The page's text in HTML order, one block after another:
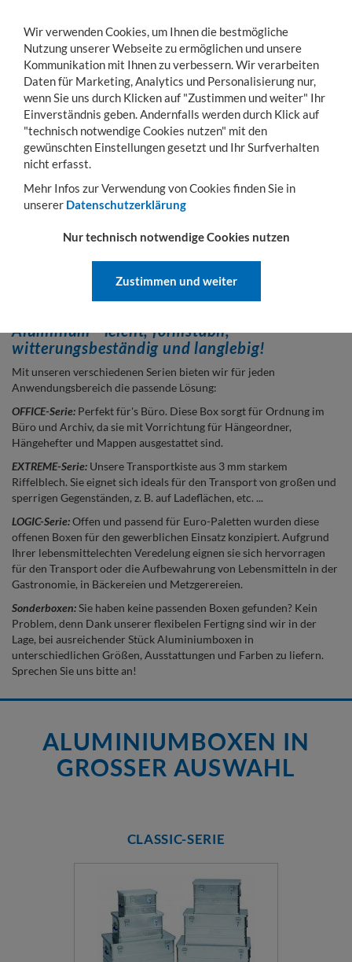
Toggle
navigation
MENÜ KONTO WARENKORB
Sie sind hier: Betriebseinrichtung Aluminiumboxen
ALUMINIUMBOXEN
Aluboxen
Mit unseren qualitativ hochwertigen Aluminiumboxen bieten wir
Aluminiumboxen sorgen für Ordnung und Sicherheit in allen
Aluminium - leicht, formstabil,
witterungsbeständig und langlebig!
Mit unseren verschiedenen Serien bieten wir für jeden
Anwendungsbereich die passende Lösung:
OFFICE-Serie: Perfekt für's Büro. Diese Box sorgt für Ordnung im
Büro und Archiv, da sie mit Vorrichtung für Hängeordner,
Hängehefter und Mappen ausgestattet sind.
EXTREME-Serie: Unsere Transportkiste aus 3 mm starkem
Riffelblech. Sie eignet sich ideals für den Transport von großen und
sperrigen Gegenständen, z. B. auf Ladeflächen, etc. ...
LOGIC-Serie:Offen und passend für Euro-Paletten wurden diese
offenen Boxen für den gewerblichen Einsatz konzipiert. Aufgrund
Ihrer lebensmittelechten Veredelung eignen sie sich hervorragen
für den Transport oder die Aufbewahrung von Lebensmitteln in der
Gastronomie, in Bäckereien und Metzgerereien.
Sonderboxen:Sie haben keine passenden Boxen gefunden? Kein
Problem, denn Dank unserer flexibelen Fertigng sind wir in der
Lage, bei ausreichender Stück Aluminiumboxen in
unterschiedlichen Größen, Ausstattungen und Farben zu liefern.
Sprechen Sie uns bitte an!
ALUMINIUMBOXEN IN
GROSSER AUSWAHL
CLASSIC-SERIE
Wir verwenden Cookies, um Ihnen die bestmögliche
Nutzung unserer Webseite zu ermöglichen und unsere
Kommunikation mit Ihnen zu verbessern. Wir verarbeiten
Daten für Marketing, Analytics und Personalisierung nur,
wenn Sie uns durch Klicken auf "Zustimmen und weiter" Ihr
Einverständnis geben. Andernfalls werden durch Klick auf
"technisch notwendige Cookies nutzen" mit den
gewünschten Einstellungen gesetzt und Ihr Surfverhalten
nicht erfasst.
Mehr Infos zur Verwendung von Cookies finden Sie in
unserer Datenschutzerklärung
Nur technisch notwendige Cookies nutzen
Zustimmen und weiter